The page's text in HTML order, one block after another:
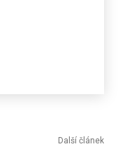
Další článek